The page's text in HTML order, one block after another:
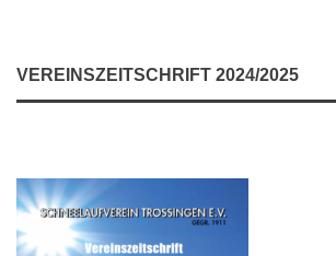
VEREINSZEITSCHRIFT 2024/2025